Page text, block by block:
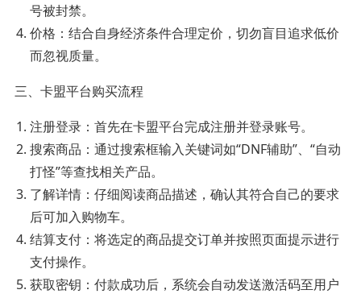
号被封禁。
价格：结合自身经济条件合理定价，切勿盲目追求低价
而忽视质量。
三、卡盟平台购买流程
注册登录：首先在卡盟平台完成注册并登录账号。
搜索商品：通过搜索框输入关键词如“DNF辅助”、“自动
打怪”等查找相关产品。
了解详情：仔细阅读商品描述，确认其符合自己的要求
后可加入购物车。
结算支付：将选定的商品提交订单并按照页面提示进行
支付操作。
获取密钥：付款成功后，系统会自动发送激活码至用户